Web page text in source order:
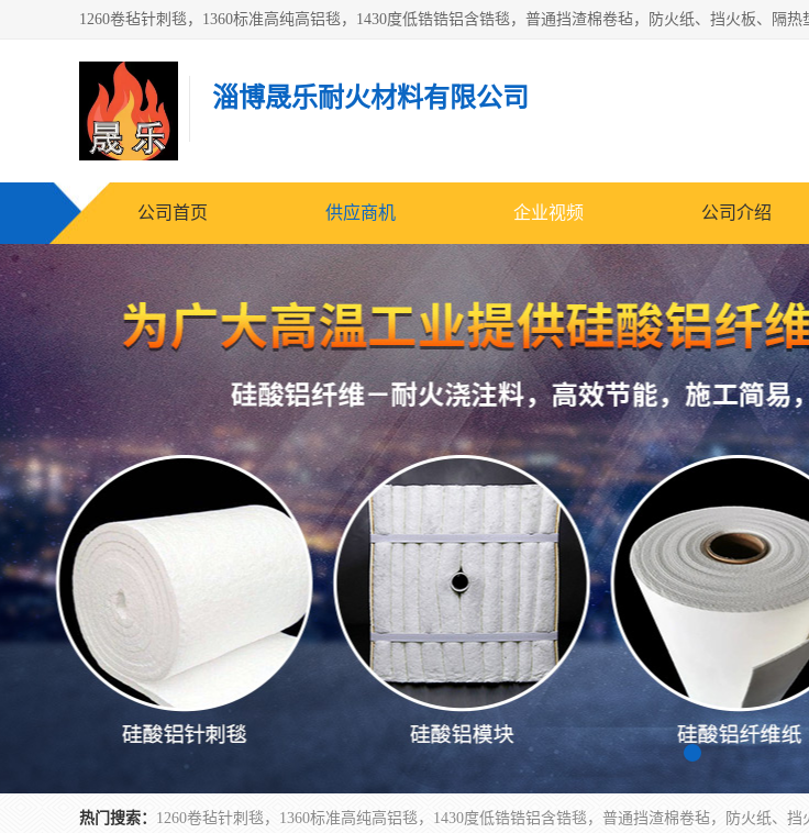
淄博晟乐耐火材料有限公司
公司首页 供应商机 企业视频 公司介绍
热门搜索：